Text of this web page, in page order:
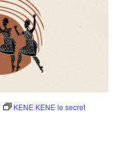
KENE KENE le secret